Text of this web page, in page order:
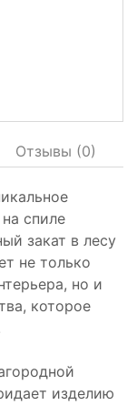
Отзывы (0)
спиле
закат в лесу
не только
но и
которое
изделию